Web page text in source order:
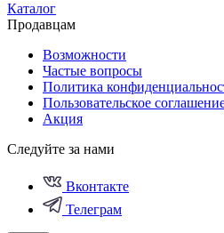
Каталог
Продавцам
Возможности
Частые вопросы
Политика
Пользовательское
Акция
Следуйте за нами
Вконтакте
Телеграм